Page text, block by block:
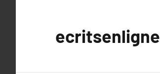
ecritsenligne